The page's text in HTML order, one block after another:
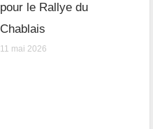
pour le Rallye du
Chablais
11 mai 2026